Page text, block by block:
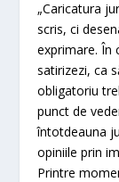
„Caricatura
scris, ci
exprimare. În
satirizezi, ca
obligatoriu
punct de
întotdeauna
opiniile prin
Printre